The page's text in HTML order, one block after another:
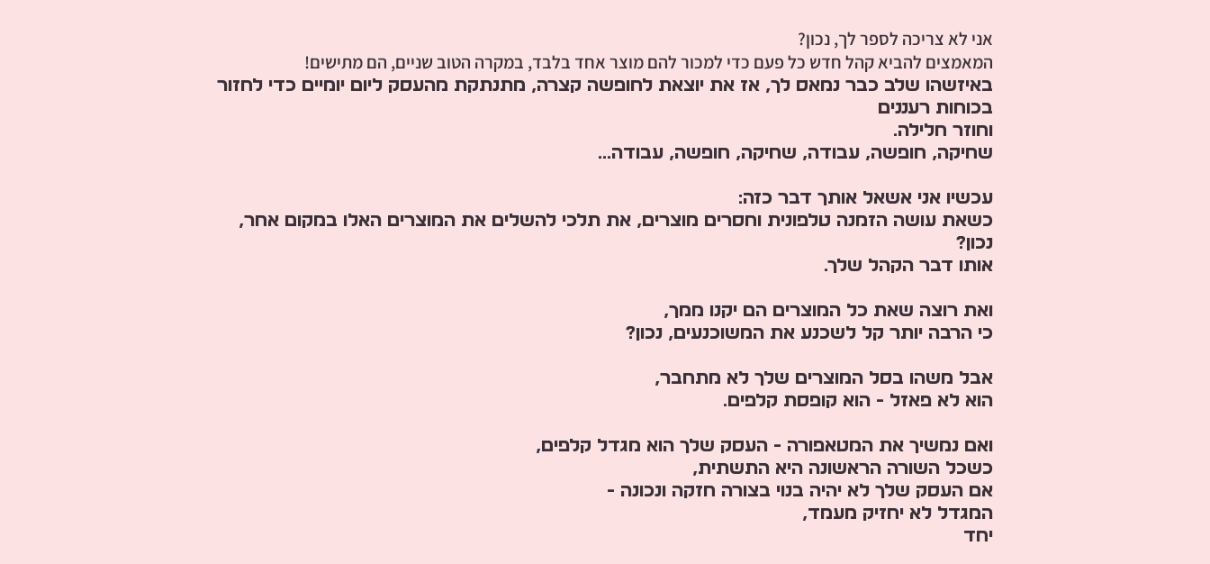
אני לא צריכה לספר לך, נכון?
המאמצים להביא קהל חדש כל פעם כדי למכור להם מוצר אחד בלבד, במקרה הטוב שניים, הם מתישים!
באיזשהו שלב כבר נמאס לך, אז את יוצאת לחופשה קצרה, מתנתקת מהעסק ליום יומיים כדי לחזור
בכוחות רעננים
וחוזר חלילה.
שחיקה, חופשה, עבודה, שחיקה, חופשה, עבודה...
עכשיו אני אשאל אותך דבר כזה:
כשאת עושה הזמנה טלפונית וחסרים מוצרים, את תלכי להשלים את המוצרים האלו במקום אחר,
נכון?
אותו דבר הקהל שלך.
ואת רוצה שאת כל המוצרים הם יקנו ממך,
כי הרבה יותר קל לשכנע את המשוכנעים, נכון?
אבל משהו בסל המוצרים שלך לא מתחבר,
הוא לא פאזל - הוא קופסת קלפים.
ואם נמשיך את המטאפורה - העסק שלך הוא מגדל קלפים,
כשכל השורה הראשונה היא התשתית,
אם העסק שלך לא יהיה בנוי בצורה חזקה ונכונה -
המגדל לא יחזיק מעמד,
יחד